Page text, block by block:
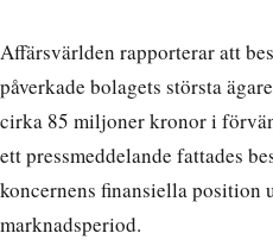
Affärsvärlden rapporteraratt
påverkade bolagets största
cirka 85 miljoner kronor i
ett pressmeddelande fattades
koncernens finansiella position
marknadsperiod.